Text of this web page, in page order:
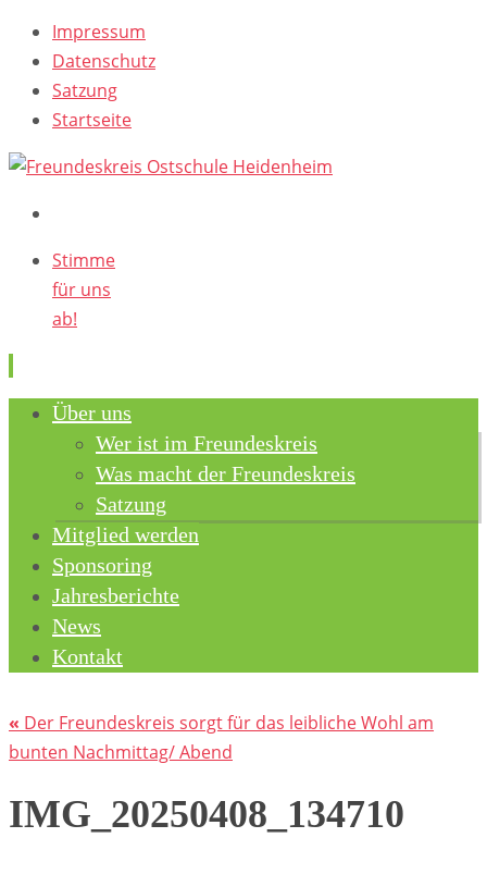
Impressum
Datenschutz
Satzung
Startseite
Stimme
für uns
ab!
Skip Über uns
Wer ist im Freundeskreis
Was macht der Freundeskreis
Satzung
Mitglied werden
Sponsoring
Jahresberichte
News
Kontakt
« Der Freundeskreis sorgt für das leibliche Wohl am
bunten Nachmittag/ Abend
IMG_20250408_134710